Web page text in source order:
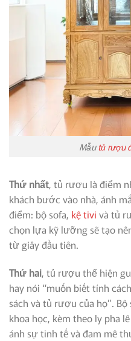
Mẫutủ rượu
Thứ nhất, tủ rượu là điểm
khách bước vào nhà, ánh
điểm: bộ sofa, kệ tivi và tủ
chọn lựa kỹ lưỡng sẽ tạo
từ giây đầu tiên.
Thứ hai, tủ rượu thể hiện
hay nói “muốn biết tính
sách và tủ rượu của họ”.
khoa học, kèm theo ly pha
ánh sự tinh tế và đam mê